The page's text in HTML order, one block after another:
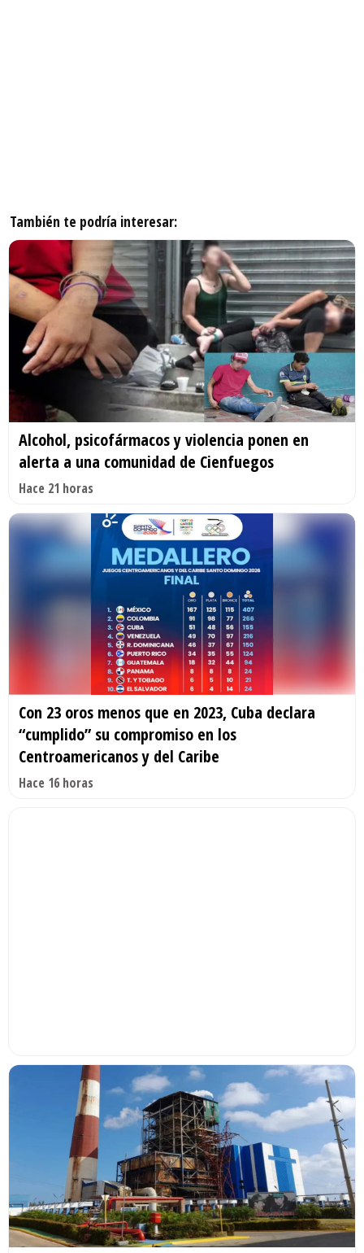
También te podría interesar:
Alcohol, psicofármacos y violencia ponen en
alerta a una comunidad de Cienfuegos
Hace 21 horas
Con 23 oros menos que en 2023, Cuba declara
“cumplido” su compromiso en los
Centroamericanos y del Caribe
Hace 16 horas